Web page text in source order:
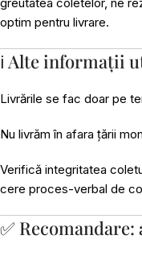
optim pentru livrare.
ℹ️ Alte informații
Livrările se fac doar pe
Nu livrăm în afara țării
Verifică integritatea
cere proces-verbal de
✅